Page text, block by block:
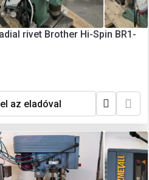
rivet Brother Hi-Spin BR1-
az eladóval